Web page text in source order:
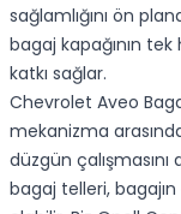
sağlamlığını ön
bagaj kapağının
katkı sağlar.
Chevrolet Aveo
mekanizma
düzgün
bagaj telleri,